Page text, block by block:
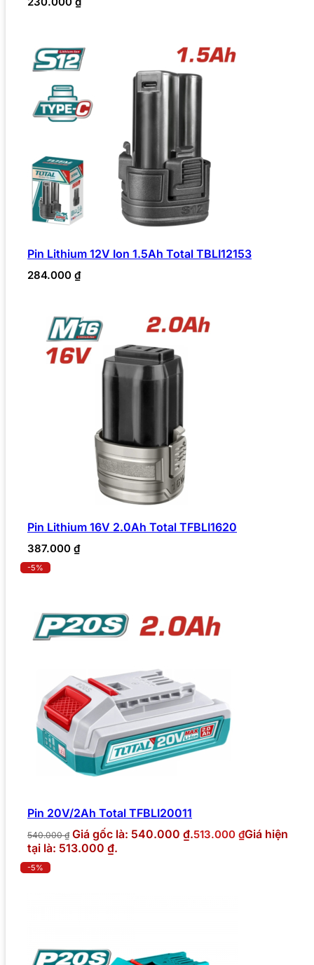
Pin Lithium 12V Ion 1.5Ah Total TBLI12153
284.000 ₫
Pin Lithium 16V 2.0Ah Total TFBLI1620
387.000 ₫
-5%
Pin 20V/2Ah Total TFBLI20011
540.000₫ Giá gốc là: 540.000 ₫.513.000 ₫Giá hiện
tại là: 513.000 ₫.
-5%